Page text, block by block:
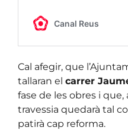
Cal afegir, que
tallaran el carrer
fase de les obres i
travessia quedarà tal
patirà cap reforma.